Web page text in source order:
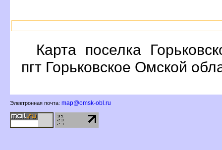
Карта поселка
пгт Горьковское Омской
Электронная почта: map@omsk-obl.ru